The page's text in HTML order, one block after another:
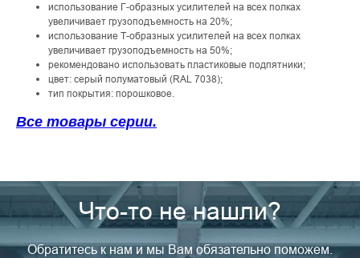
использование Г-образных усилителей на всех полках
увеличивает грузоподъемность на 20%;
использование Т-образных усилителей на всех полках
увеличивает грузоподъемность на 50%;
рекомендовано использовать пластиковые подпятники;
цвет: серый полуматовый (RAL 7038);
тип покрытия: порошковое.
Все товары серии.
Что-то не нашли?
Обратитесь к нам и мы Вам обязательно поможем.